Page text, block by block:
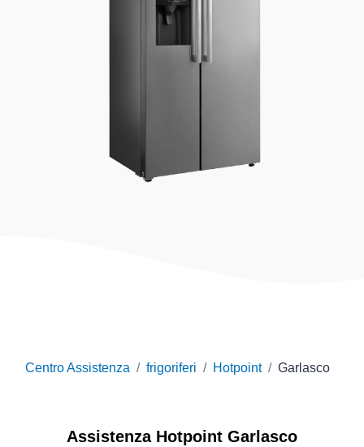
Centro Assistenza frigoriferi Hotpoint Garlasco
Assistenza Hotpoint Garlasco